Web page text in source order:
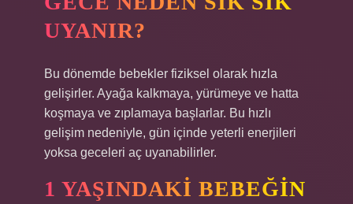
UYANIR?
Bu dönemde bebekler fiziksel olarak hızla
gelişirler. Ayağa kalkmaya, yürümeye ve hatta
koşmaya ve zıplamaya başlarlar. Bu hızlı
gelişim nedeniyle, gün içinde yeterli enerjileri
yoksa geceleri aç uyanabilirler.
1 YAŞINDAKI BEBEĞIN